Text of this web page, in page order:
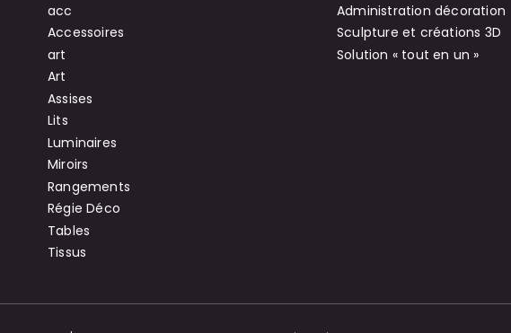
acc
Accessoires
art
Art
Assises
Lits
Luminaires
Miroirs
Rangements
Régie Déco
Tables
Tissus
Administration décoration
Sculpture et créations 3D
Solution « tout en un »